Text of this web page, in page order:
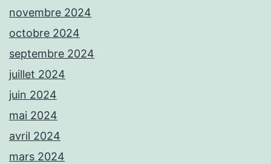
novembre 2024
octobre 2024
septembre 2024
juillet 2024
juin 2024
mai 2024
avril 2024
mars 2024